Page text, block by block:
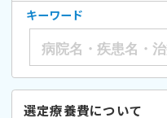
キーワード
選定療養費について